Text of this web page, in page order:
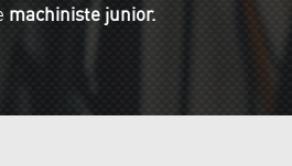
machiniste junior.